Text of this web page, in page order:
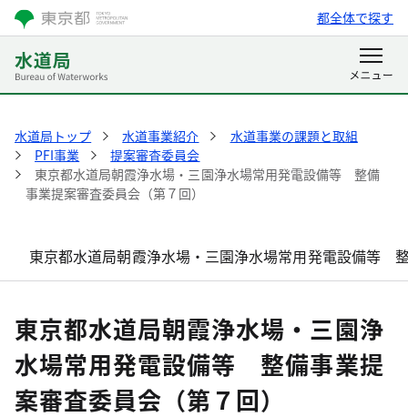
都全体で探す
水道局トップ 水道事業紹介
水道事業の課題と取組
PFI事業
提案審査委員会
東京都水道局朝霞浄水場・三園浄水場常用発電設備等 整備
事業提案審査委員会（第７回）
東京都水道局朝霞浄水場・三園浄水場常用発電設備等
東京都水道局朝霞浄水場・三園浄
水場常用発電設備等 整備事業提
案審査委員会（第７回）